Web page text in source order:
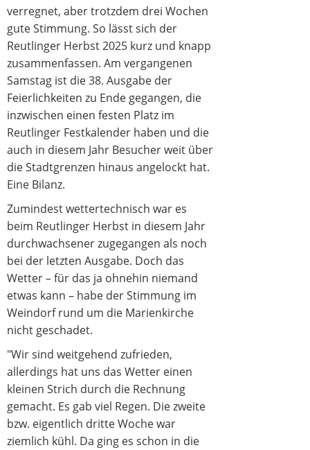
verregnet, aber trotzdem drei Wochen
gute Stimmung. So lässt sich der
Reutlinger Herbst 2025 kurz und knapp
zusammenfassen. Am vergangenen
Samstag ist die 38. Ausgabe der
Feierlichkeiten zu Ende gegangen, die
inzwischen einen festen Platz im
Reutlinger Festkalender haben und die
auch in diesem Jahr Besucher weit über
die Stadtgrenzen hinaus angelockt hat.
Eine Bilanz.
Zumindest wettertechnisch war es
beim Reutlinger Herbst in diesem Jahr
durchwachsener zugegangen als noch
bei der letzten Ausgabe. Doch das
Wetter – für das ja ohnehin niemand
etwas kann – habe der Stimmung im
Weindorf rund um die Marienkirche
nicht geschadet.
"Wir sind weitgehend zufrieden,
allerdings hat uns das Wetter einen
kleinen Strich durch die Rechnung
gemacht. Es gab viel Regen. Die zweite
bzw. eigentlich dritte Woche war
ziemlich kühl. Da ging es schon in die